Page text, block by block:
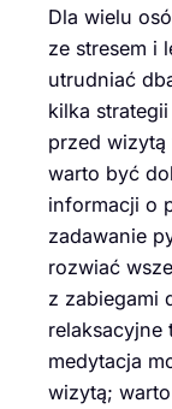
Dla wielu
ze stresem i
utrudniać
kilka
przed wizytą
warto być
informacji o
zadawanie
rozwiać
z zabiegami
relaksacyjne
medytacja
wizytą;